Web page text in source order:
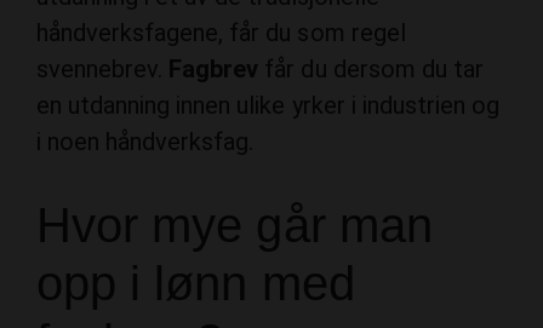
svennebrev.
Fagbrev
får du dersom du tar
en utdanning innen ulike yrker i industrien og
i noen håndverksfag.
Hvor mye går man
opp i lønn med
fagbrev?